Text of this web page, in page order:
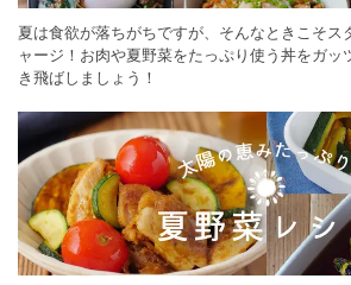
夏は食欲が落ちがちですが、そんなときこそス
ャージ！お肉や夏野菜をたっぷり使う丼をガッ
き飛ばしましょう！